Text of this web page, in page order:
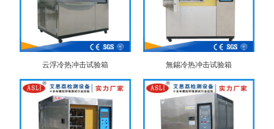
云浮冷热冲击试验箱 無錫冷热冲击试验箱